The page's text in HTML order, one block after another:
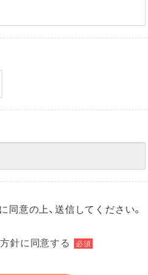
に同意の上、送信してください。
針に同意する 必須